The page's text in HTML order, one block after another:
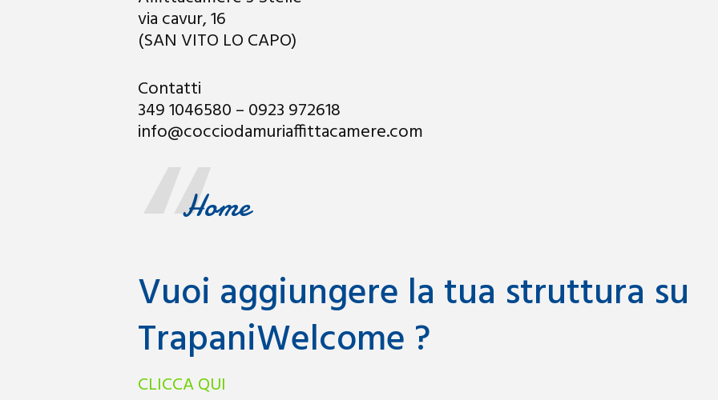
via cavur, 16
(SAN VITO LO CAPO)
Contatti
349 1046580 – 0923 972618
info@cocciodamuriaffittacamere.com
Home
Vuoi aggiungere la tua struttura su
TrapaniWelcome ?
CLICCA QUI